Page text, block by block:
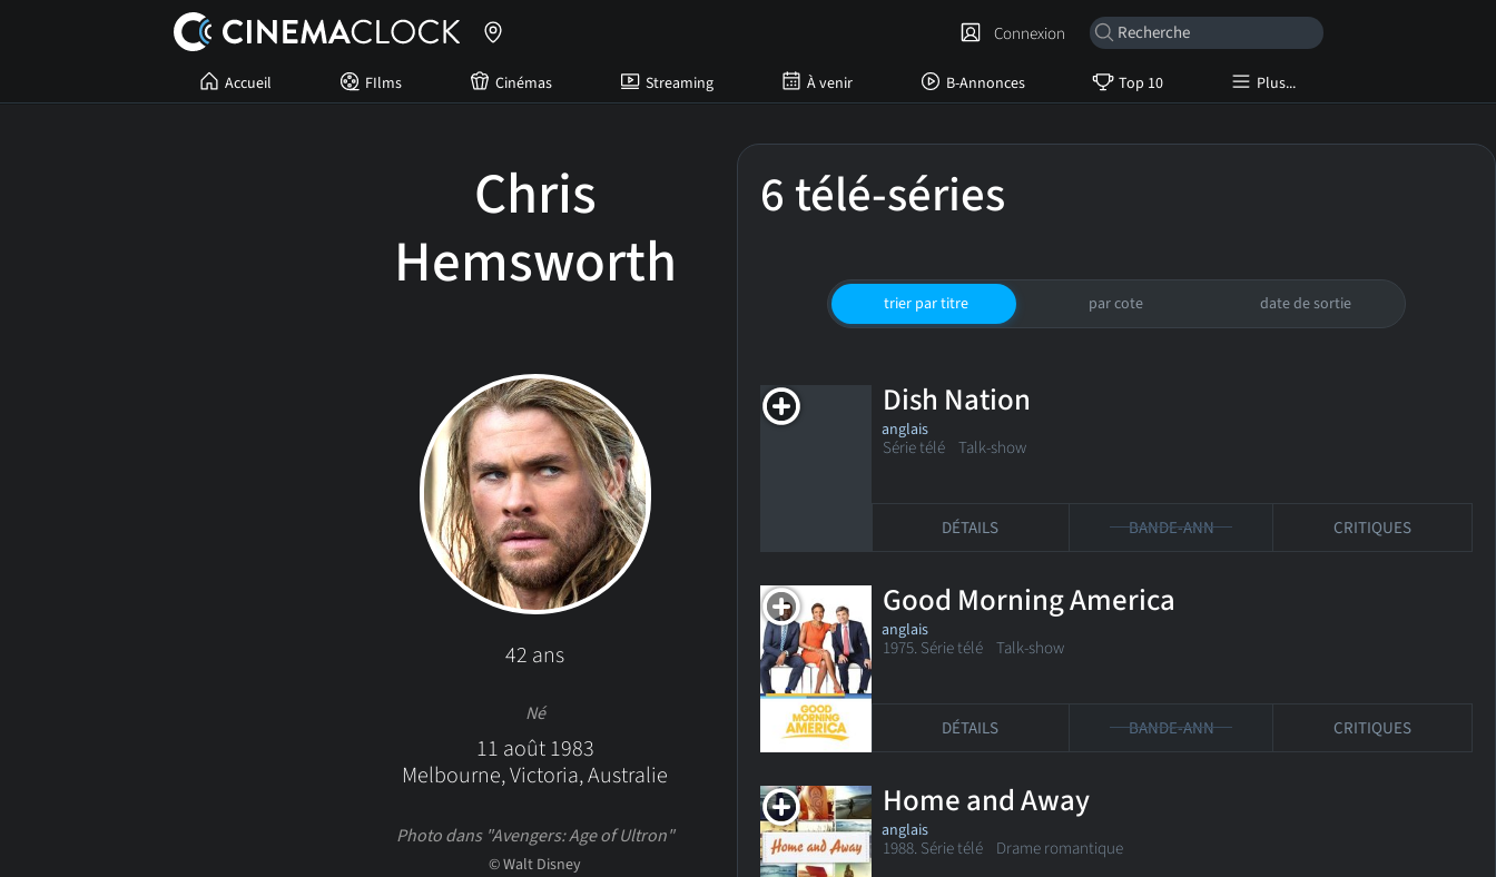
Accueil FIlms Cinémas Streaming À venir B-Annonces Top 10 Plus...
Connexion
Chris
Hemsworth
42 ans
Né
11 août 1983
Melbourne, Victoria, Australie
Photo dans "Avengers: Age of Ultron"
© Walt Disney
6 télé-séries
trier par titre par cote date de sortie
Dish Nation
anglais
Série télé Talk-show
DÉTAILS BANDE-ANN CRITIQUES
Good Morning America
anglais
1975. Série télé Talk-show
DÉTAILS BANDE-ANN CRITIQUES
Home and Away
anglais
1988. Série télé Drame romantique